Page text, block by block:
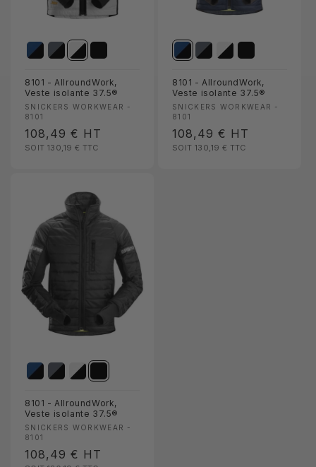
8101 - AllroundWork,
Veste isolante 37.5®
Fournisseur :
SNICKERS WORKWEAR -
8101
Prix
habituel
108,49 € HT
SOIT 130,19 € TTC
8101 - AllroundWork,
Veste isolante 37.5®
Fournisseur :
SNICKERS WORKWEAR -
8101
Prix
habituel
108,49 € HT
SOIT 130,19 € TTC
8101 - AllroundWork,
Veste isolante 37.5®
Fournisseur :
SNICKERS WORKWEAR -
8101
Prix
108,49 € HT